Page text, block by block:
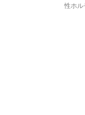
性ホル